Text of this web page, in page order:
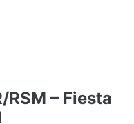
RSM – Fiesta